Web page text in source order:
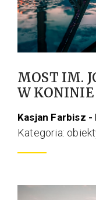
MOST IM.
W KONINIE
Kasjan Farbisz -
Kategoria: